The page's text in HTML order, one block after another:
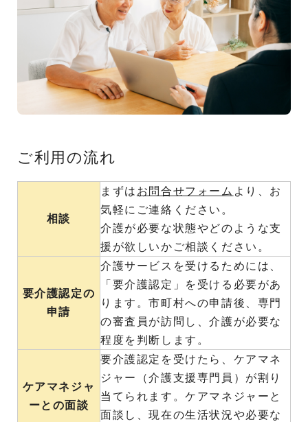
ご利用の流れ
相談
まずは お問合せフォーム より、お
気軽にご連絡ください。
介護が必要な状態やどのような支
援が欲しいかご相談ください。
要介護認定の
申請
介護サービスを受けるためには、
「要介護認定」を受ける必要があ
ります。市町村への申請後、専門
の審査員が訪問し、介護が必要な
程度を判断します。
ケアマネジャ
ーとの面談
要介護認定を受けたら、ケアマネ
ジャー（介護支援専門員）が割り
当てられます。ケアマネジャーと
面談し、現在の生活状況や必要な